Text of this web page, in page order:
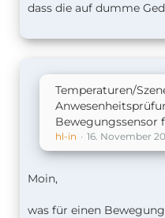
dass die auf dumme
Temperaturen/
Bewegungssensor
hl-in 16. November
Moin,
was für einen